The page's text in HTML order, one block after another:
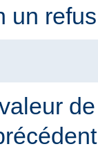
un